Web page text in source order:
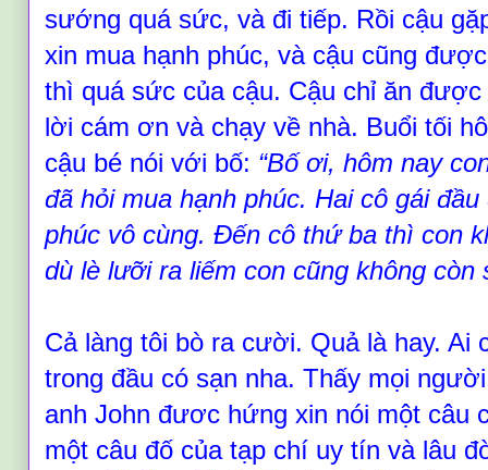
sướng quá sức, và đi tiếp. Rồi cậu
xin mua hạnh phúc, và cậu cũng
thì quásức của cậu. Cậu chỉ ăn
lời cám ơn và chạy về nhà. Buổi tối
cậu bé nói với bố: “Bố ơi, hôm nay
đã hỏi mua hạnh phúc. Hai cô gái
phúc vô cùng. Đến cô thứ ba thì con
dù lè lưỡi ra liếm con cũng không còn
Cả làng tôi bò ra cười. Quả là hay. Ai
trong đầu có sạn nha. Thấy mọi
anh John đươc hứng xin nói một câu
một câu đố của tạp chí uy tín và lâu